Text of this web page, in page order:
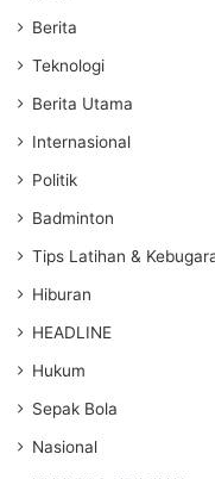
Berita
Teknologi
Berita Utama
Internasional
Politik
Badminton
Tips Latihan &
Hiburan
HEADLINE
Hukum
Sepak Bola
Nasional